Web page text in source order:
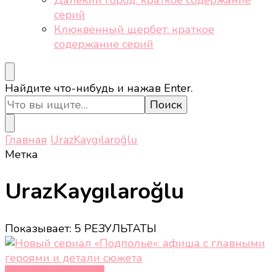
серий
Клюквенный щербет: краткое
содержание серий
Ищите
что-
то?
Найдите что-нибудь и нажав Enter.
Главная UrazKaygılaroğlu
Метка
UrazKaygılaroğlu
Показывает: 5 РЕЗУЛЬТАТЫ